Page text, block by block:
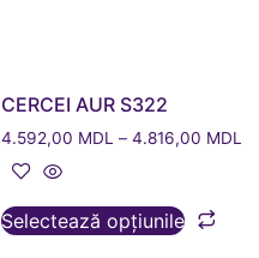
CERCEI AUR S322
4.592,00 MDL – 4.816,00 MDL
Selectează opțiunile